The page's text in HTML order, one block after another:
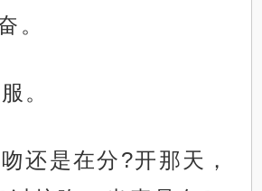
。
。
还是在分?开那天，